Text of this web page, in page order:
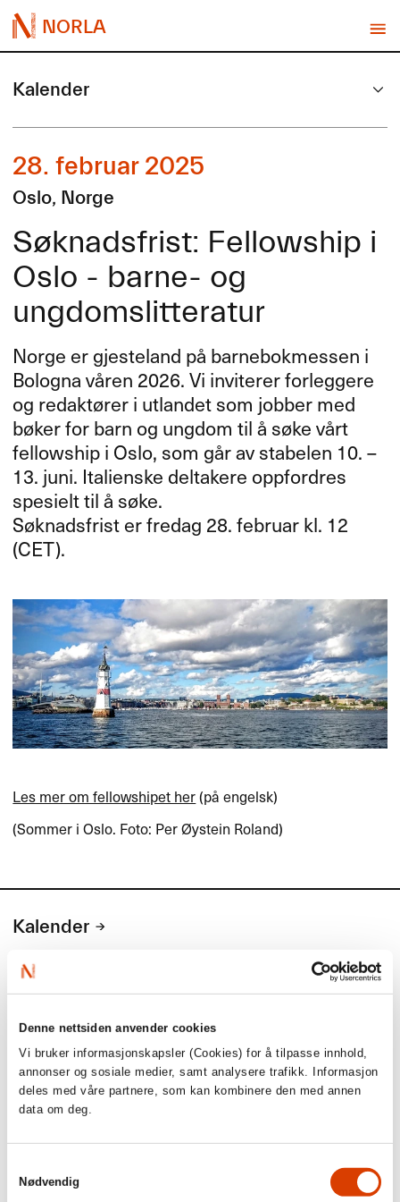
Denne nettsiden anvender cookies
Vi bruker informasjonskapsler (Cookies) for å tilpasse innhold,
annonser og sosiale medier, samt analysere trafikk. Informasjon
deles med våre partnere, som kan kombinere den med annen
data om deg.
Nødvendig
NORLA
Kalender
28. februar 2025
Oslo, Norge
Søknadsfrist: Fellowship i
Oslo - barne- og
ungdomslitteratur
Norge er gjesteland på barnebokmessen i
Bologna våren 2026. Vi inviterer forleggere
og redaktører i utlandet som jobber med
bøker for barn og ungdom til å søke vårt
fellowship i Oslo, som går av stabelen 10. –
13. juni. Italienske deltakere oppfordres
spesielt til å søke.
Søknadsfrist er fredag 28. februar kl. 12
(CET).
Les mer om fellowshipet her(på engelsk)
(Sommer i Oslo. Foto: Per Øystein Roland)
Kalender
Kommende aktiviteter
1. september
Søknadsfrist: Tilskudd til eksport- og
markedstiltak i utlandet (for norske
(for norske agenter og forlag)